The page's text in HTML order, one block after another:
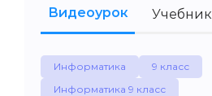
Видеоурок Учебник
Информатика
9 класс
Информатика 9 класс